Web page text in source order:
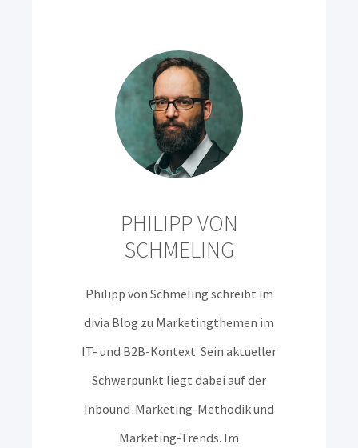
PHILIPP VON
SCHMELING
Philipp von Schmeling schreibt im
divia Blog zu Marketingthemen im
IT- und B2B-Kontext. Sein aktueller
Schwerpunkt liegt dabei auf der
Inbound-Marketing-Methodik und
Marketing-Trends. Im